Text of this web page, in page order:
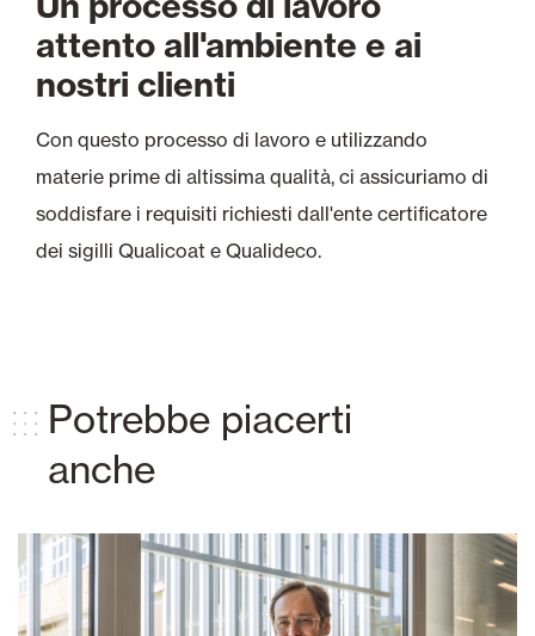
attento all'ambiente e ai
nostri clienti
Con questo processo di lavoro e utilizzando
materie prime di altissima qualità, ci assicuriamo di
soddisfare i requisiti richiesti dall'ente certificatore
dei sigilli Qualicoat e Qualideco.
Potrebbe piacerti
anche